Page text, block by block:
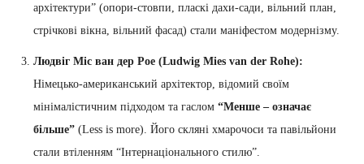
архітектури” (опори-стовпи, пласкі дахи-сади, вільний план,
стрічкові вікна, вільний фасад) стали маніфестом модернізму.
Людвіг Міс ван дер Рое (Ludwig Mies van der Rohe):
Німецько-американський архітектор, відомий своїм
мінімалістичним підходом та гаслом “Менше – означає
більше” (Less is more). Його скляні хмарочоси та павільйони
стали втіленням “Інтернаціонального стилю”.